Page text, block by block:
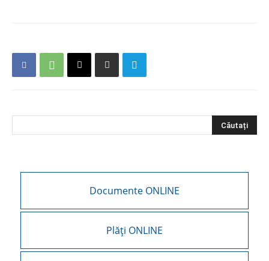
Documente ONLINE
Plăți ONLINE